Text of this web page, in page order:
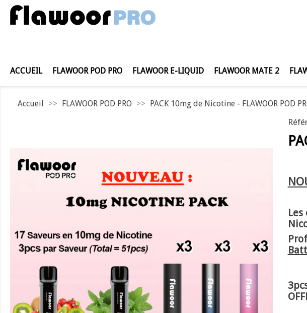
ACCUEIL FLAWOOR POD PRO FLAWOOR E-LIQUID FLAWOOR MATE 2
Accueil FLAWOOR POD PRO PACK 10mg de Nicotine - FLAWOOR POD